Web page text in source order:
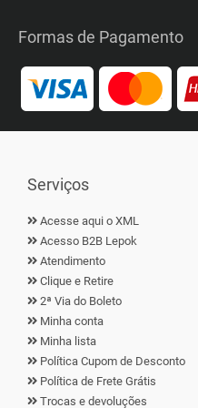
Formas de Pagamento
Serviços
Acesse aqui o XML
Acesso B2B Lepok
Atendimento
Clique e Retire
2ª Via do Boleto
Minha conta
Minha lista
Política Cupom de Desconto
Política de Frete Grátis
Trocas e devoluções